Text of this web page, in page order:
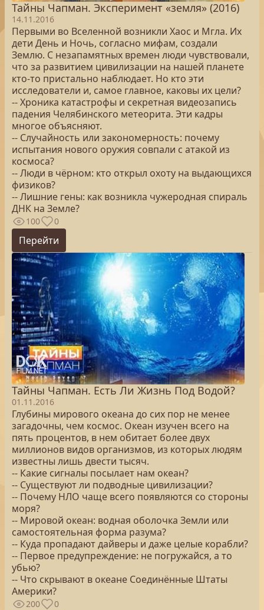
Тайны Чапман. Эксперимент «земля» (2016)
14.11.2016
Первыми во Вселенной возникли Хаос и Мгла. Их
дети День и Ночь, согласно мифам, создали
Землю. С незапамятных времен люди чувствовали,
что за развитием цивилизации на нашей планете
кто-то пристально наблюдает. Но кто эти
исследователи и, самое главное, каковы их цели?
-- Хроника катастрофы и секретная видеозапись
падения Челябинского метеорита. Эти кадры
многое объясняют.
-- Случайность или закономерность: почему
испытания нового оружия совпали с атакой из
космоса?
-- Люди в чёрном: кто открыл охоту на выдающихся
физиков?
-- Лишние гены: как возникла чужеродная спираль
ДНК на Земле?
100 0
Перейти
Тайны Чапман. Есть Ли Жизнь Под Водой?
01.11.2016
Глубины мирового океана до сих пор не менее
загадочны, чем космос. Океан изучен всего на
пять процентов, в нем обитает более двух
миллионов видов организмов, из которых людям
известны лишь двести тысяч.
-- Какие сигналы посылает нам океан?
-- Существуют ли подводные цивилизации?
-- Почему НЛО чаще всего появляются со стороны
моря?
-- Мировой океан: водная оболочка Земли или
самостоятельная форма разума?
-- Куда пропадают дайверы и даже целые корабли?
-- Первое предупреждение: не погружайся, а то
убью?
-- Что скрывают в океане Соединённые Штаты
Америки?
200 0